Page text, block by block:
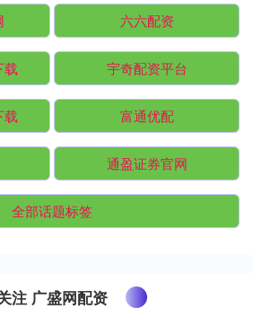
六六配资
载 宇奇配资平台
载 富通优配
通盈证券官网
全部话题标签
注 广盛网配资